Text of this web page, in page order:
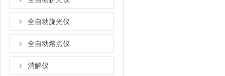
全自动旋光仪
全自动熔点仪
消解仪